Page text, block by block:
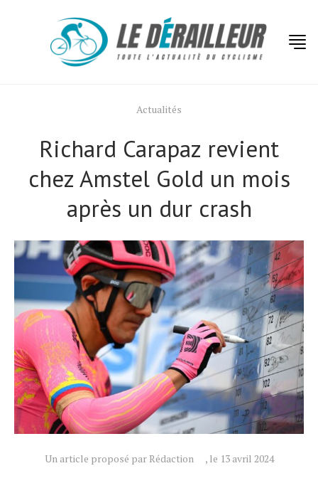
Actualités
Richard Carapaz revient
chez Amstel Gold un mois
après un dur crash
Un article proposé par Rédaction , le 13 avril 2024